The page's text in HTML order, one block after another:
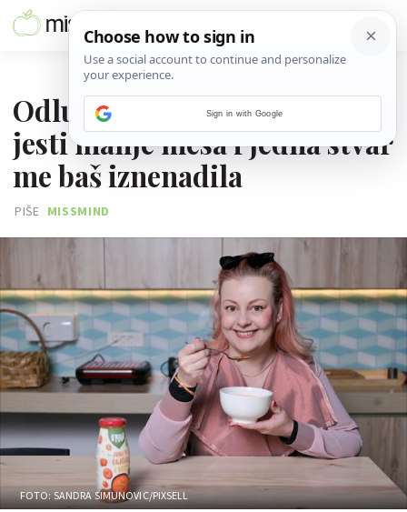
Odlučila sam tjedan dana
jesti manje mesa i jedna stvar
me baš iznenadila
PIŠE MISSMIND
FOTO: SANDRA SIMUNOVIC/PIXSELL
Sign in with Google